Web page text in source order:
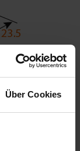
Über Cookies